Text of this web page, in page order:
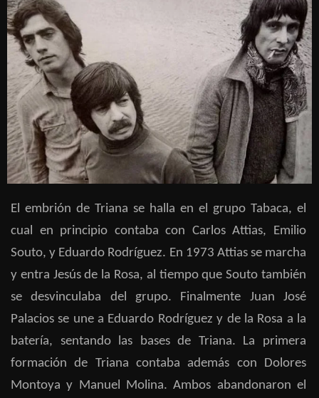
El embrión de Triana se halla en el grupo Tabaca, el
cual en principio contaba con Carlos Attias, Emilio
Souto, y Eduardo Rodríguez. En 1973 Attias se marcha
y entra Jesús de la Rosa, al tiempo que Souto también
se desvinculaba del grupo. Finalmente Juan José
Palacios se une a Eduardo Rodríguez y de la Rosa a la
batería, sentando las bases de Triana. La primera
formación de Triana contaba además con Dolores
Montoya y Manuel Molina. Ambos abandonaron el